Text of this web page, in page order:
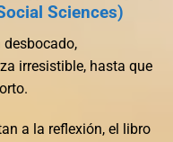
Sciences)
irresistible, hasta que
a la reflexión, el libro